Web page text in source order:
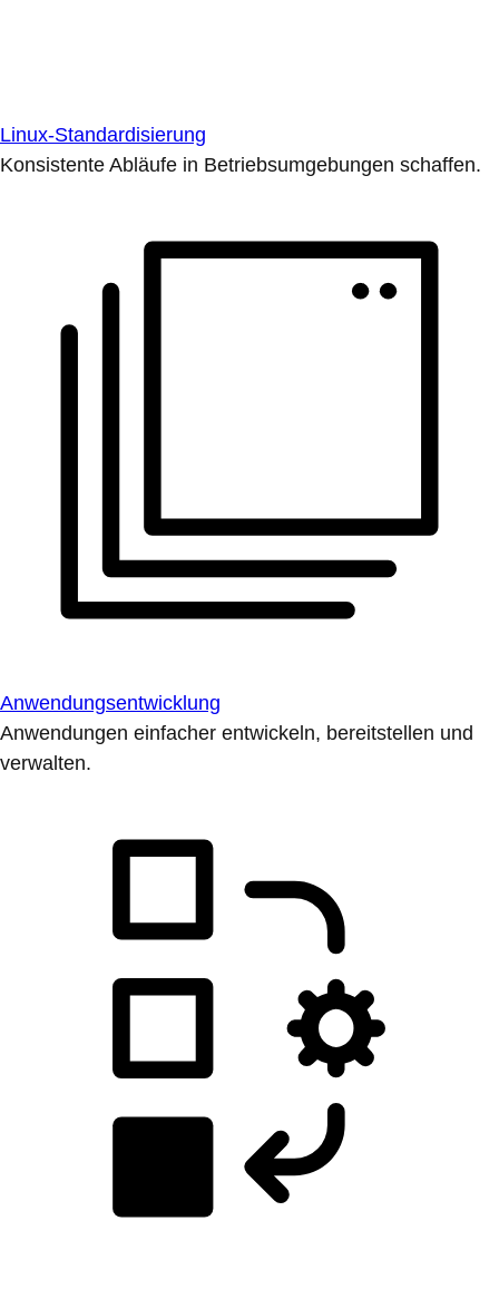
Linux-Standardisierung
Konsistente Abläufe in Betriebsumgebungen schaffen.
Anwendungsentwicklung
Anwendungen einfacher entwickeln, bereitstellen und
verwalten.